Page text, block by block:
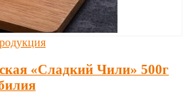
«Сладкий Чили» 500г